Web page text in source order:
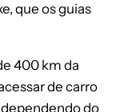
que os guias
400 km da
de carro
do